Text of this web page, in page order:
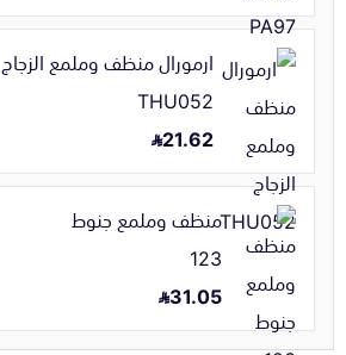
ارمورال منظف وملمع الزجاج
THU052
21.62
منظف وملمع جنوط
123
31.05